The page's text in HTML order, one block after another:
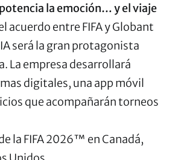
la emoción… y el viaje
acuerdo entre FIFA y Globant
será la gran protagonista
La empresa desarrollará
digitales, una app móvil
que acompañarán torneos
la FIFA 2026™ en Canadá,